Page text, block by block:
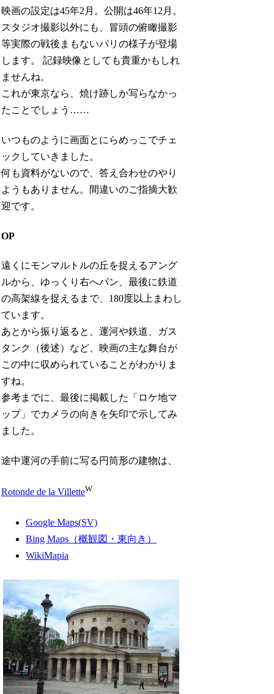
映画の設定は45年2月。公開は46年12月。
スタジオ撮影以外にも、冒頭の俯瞰撮影
等実際の戦後まもないパリの様子が登場
します。 記録映像としても貴重かもしれ
ませんね。
これが東京なら、焼け跡しか写らなかっ
たことでしょう……
いつものように画面とにらめっこでチェ
ックしていきました。
何も資料がないので、答え合わせのやり
ようもありません。間違いのご指摘大歓
迎です。
OP
遠くにモンマルトルの丘を捉えるアング
ルから、ゆっくり右へパン、最後に鉄道
の高架線を捉えるまで、180度以上まわし
ています。
あとから振り返ると、運河や鉄道、ガス
タンク（後述）など、映画の主な舞台が
この中に収められていることがわかりま
すね。
参考までに、最後に掲載した「ロケ地マ
ップ」でカメラの向きを矢印で示してみ
ました。
途中運河の手前に写る円筒形の建物は、
Rotonde de la VilletteW
Google Maps(SV)
Bing Maps（概観図・東向き）
WikiMapia